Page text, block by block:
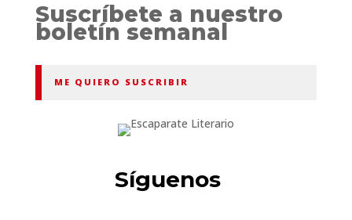
Suscríbete a nuestro
boletín semanal
ME QUIERO SUSCRIBIR
Síguenos